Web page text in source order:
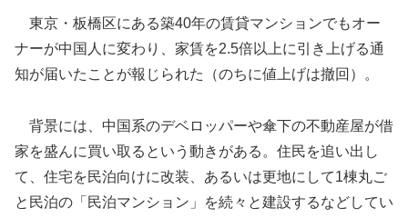
東京・板橋区にある築40年の賃貸マンションでもオー
ナーが中国人に変わり、家賃を2.5倍以上に引き上げる通
知が届いたことが報じられた（のちに値上げは撤回）。
背景には、中国系のデベロッパーや傘下の不動産屋が借
家を盛んに買い取るという動きがある。住民を追い出し
て、住宅を民泊向けに改装、あるいは更地にして1棟丸ご
と民泊の「民泊マンション」を続々と建設するなどしてい